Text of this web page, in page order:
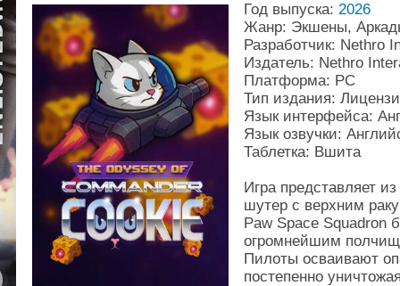
Год выпуска: 2026
Жанр: Экшены,
Разработчик: Nethro
Издатель: Nethro
Платформа: PC
Тип издания:
Язык интерфейса:
Язык озвучки:
Таблетка: Вшита
Игра представляет
шутер с верхним
Paw Space Squadron
огромнейшим
Пилоты осваивают
постепенно